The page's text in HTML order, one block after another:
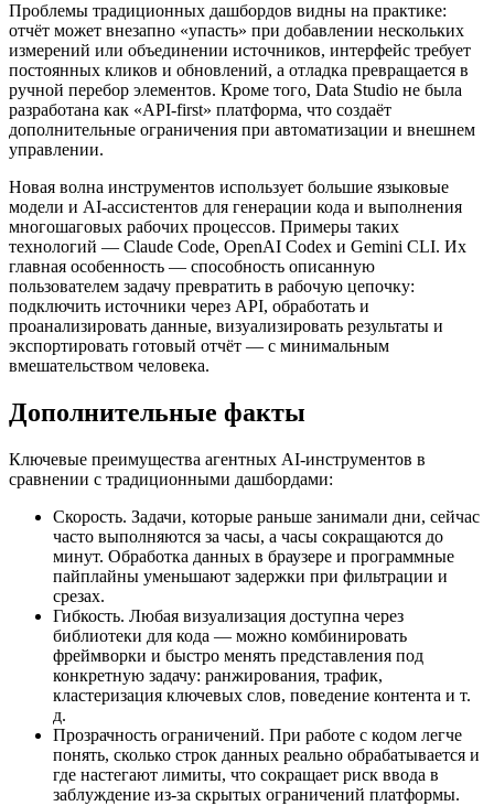
Проблемы традиционных дашбордов видны на практике:
отчёт может внезапно «упасть» при добавлении нескольких
измерений или объединении источников, интерфейс требует
постоянных кликов и обновлений, а отладка превращается в
ручной перебор элементов. Кроме того, Data Studio не была
разработана как «API-first» платформа, что создаёт
дополнительные ограничения при автоматизации и внешнем
управлении.
Новая волна инструментов использует большие языковые
модели и AI-ассистентов для генерации кода и выполнения
многошаговых рабочих процессов. Примеры таких
технологий — Claude Code, OpenAI Codex и Gemini CLI. Их
главная особенность — способность описанную
пользователем задачу превратить в рабочую цепочку:
подключить источники через API, обработать и
проанализировать данные, визуализировать результаты и
экспортировать готовый отчёт — с минимальным
вмешательством человека.
Дополнительные факты
Ключевые преимущества агентных AI-инструментов в
сравнении с традиционными дашбордами:
Скорость. Задачи, которые раньше занимали дни, сейчас
часто выполняются за часы, а часы сокращаются до
минут. Обработка данных в браузере и программные
пайплайны уменьшают задержки при фильтрации и
срезах.
Гибкость. Любая визуализация доступна через
библиотеки для кода — можно комбинировать
фреймворки и быстро менять представления под
конкретную задачу: ранжирования, трафик,
кластеризация ключевых слов, поведение контента и т.
д.
Прозрачность ограничений. При работе с кодом легче
понять, сколько строк данных реально обрабатывается и
где настегают лимиты, что сокращает риск ввода в
заблуждение из‑за скрытых ограничений платформы.